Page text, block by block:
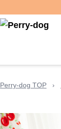
Perry-dog TOP ›